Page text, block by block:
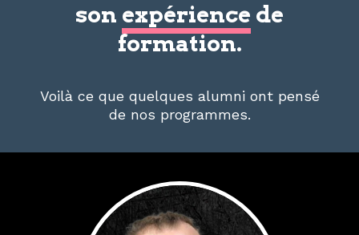
son expérience de
formation.
Voilà ce que quelques alumni ont pensé
de nos programmes.